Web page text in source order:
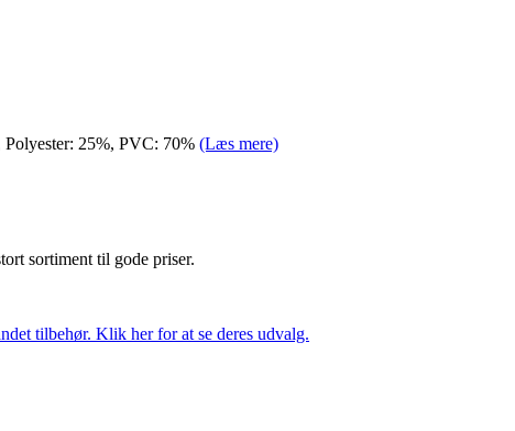
25%, PVC: 70% (Læs mere)
sortiment til gode priser.
tilbehør. Klik her for at se deres udvalg.